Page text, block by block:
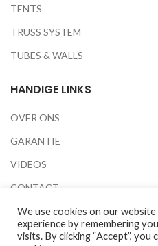
TENTS
TRUSS SYSTEM
TUBES & WALLS
HANDIGE LINKS
OVER ONS
GARANTIE
VIDEOS
CONTACT
BEURZEN
PRIVACY POLICY
We use cookies on our
experience by remembering
visits. By clicking “Accept”,